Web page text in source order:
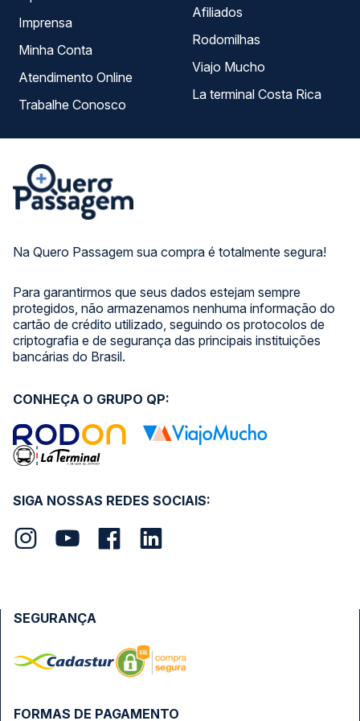
Na Quero Passagem sua compra é totalmente segura!
Para garantirmos que seus dados estejam sempre
protegidos, não armazenamos nenhuma informação do
cartão de crédito utilizado, seguindo os protocolos de
criptografia e de segurança das principais instituições
bancárias do Brasil.
Imprensa
Minha Conta
Atendimento Online
Trabalhe Conosco
Afiliados
Rodomilhas
Viajo Mucho
La terminal Costa Rica
SIGA NOSSAS REDES SOCIAIS:
CONHEÇA O GRUPO QP:
FORMAS DE PAGAMENTO
SEGURANÇA